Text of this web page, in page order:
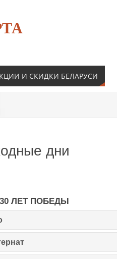
И СКИДКИ БЕЛАРУСИ
дни
ЛЕТ ПОБЕДЫ